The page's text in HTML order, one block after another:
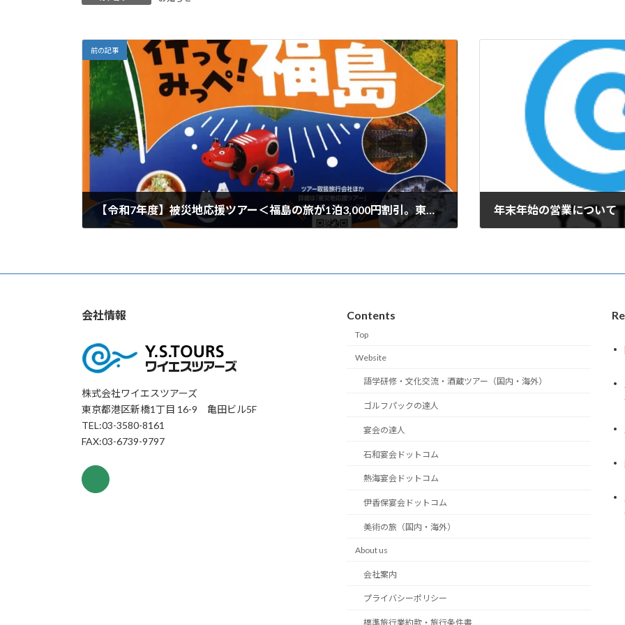
前の記事
【令和7年度】被災地応援ツアー＜福島の旅が1泊3,000円割引。東京都民限定＞ 年末年始の営業について
会社情報
株式会社ワイエスツアーズ
東京都港区新橋1丁目 16-9 亀田ビル5F
TEL:03-3580-8161
FAX:03-6739-9797
Contents
Top
Website
語学研修・文化交流・酒蔵ツアー（国内・海外）
ゴルフパックの達人
宴会の達人
石和宴会ドットコム
熱海宴会ドットコム
伊香保宴会ドットコム
美術の旅（国内・海外）
About us
会社案内
プライバシーポリシー
標準旅行業約款・旅行条件書